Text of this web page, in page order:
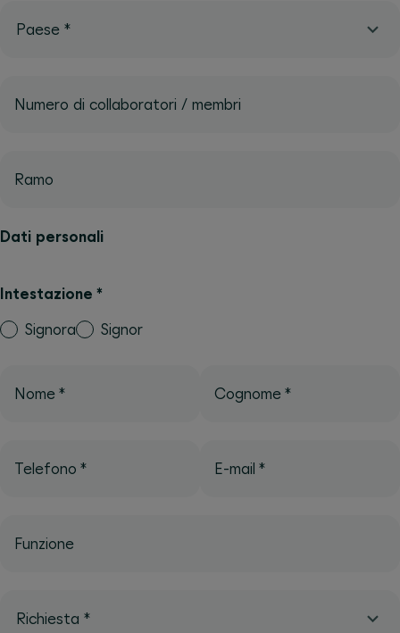
Paese *
Numero di collaboratori / membri
Ramo
Dati personali
Intestazione *
Signora Signor
Nome * Cognome *
Telefono * E-mail *
Funzione
Richiesta *